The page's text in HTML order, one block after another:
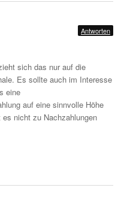
Antworten
sich das nur auf die
Es sollte auch im Interesse
eine
auf eine sinnvolle Höhe
nicht zu Nachzahlungen